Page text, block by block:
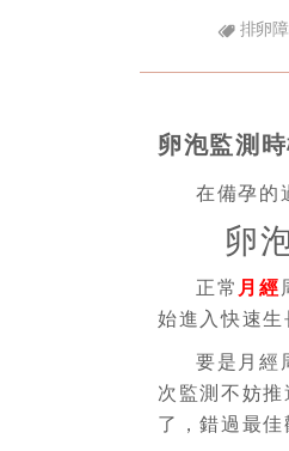
排卵
卵泡監測
在備孕的
卵
正常 月經
始進入快速生
要是月經
次監測不妨
了，錯過最佳